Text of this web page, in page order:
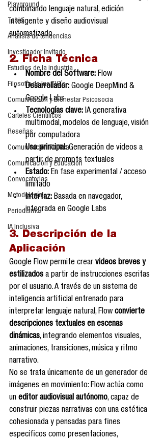
Playground
Tesis
Análisis de tendencias
Investigador Invitado
Estudios de la industria
Filosofía de las TIC´s
Comunicación y Bienestar Psicosocia
Carteles Científicos
Reseñas
Comunicación Política
Comunicación y Educación
Convocatorias
Metodología
Periodismo
IA Inclusiva
combinando lenguaje natural, edición
inteligente y diseño audiovisual
automatizado.
2. Ficha Técnica
Nombre del Software: Flow
Desarrollador: Google DeepMind &
Google Labs
Tecnologías clave: IA generativa
multimodal, modelos de lenguaje, visión
por computadora
Uso principal: Generación de videos a
partir de prompts textuales
Estado: En fase experimental / acceso
limitado
Interfaz: Basada en navegador,
integrada en Google Labs
3. Descripción de la
Aplicación
Google Flow permite crear videos breves y
estilizados a partir de instrucciones escritas
por el usuario. A través de un sistema de
inteligencia artificial entrenado para
interpretar lenguaje natural, Flow convierte
descripciones textuales en escenas
dinámicas, integrando elementos visuales,
animaciones, transiciones, música y ritmo
narrativo.
No se trata únicamente de un generador de
imágenes en movimiento: Flow actúa como
un editor audiovisual autónomo, capaz de
construir piezas narrativas con una estética
cohesionada y pensadas para fines
específicos como presentaciones,